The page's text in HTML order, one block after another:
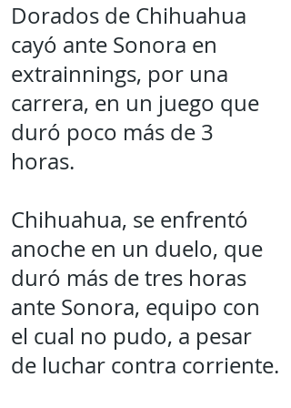
Dorados de Chihuahua
cayó ante Sonora en
extrainnings, por una
carrera, en un juego que
duró poco más de 3
horas.
Chihuahua, se enfrentó
anoche en un duelo, que
duró más de tres horas
ante Sonora, equipo con
el cual no pudo, a pesar
de luchar contra corriente.